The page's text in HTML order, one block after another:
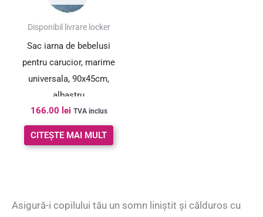
Disponibil livrare locker
Sac iarna de bebelusi
pentru carucior, marime
universala, 90x45cm,
albastru
166.00 lei TVA inclus
CITEȘTE MAI MULT
Asigură-i copilului tău un somn liniștit și călduros cu